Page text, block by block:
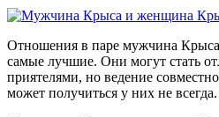
Отношения в паре мужчина
самые лучшие. Они могут стать
приятелями, но ведение
может получиться у них не всегда.